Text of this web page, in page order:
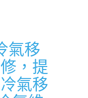
氣移
，提
氣移